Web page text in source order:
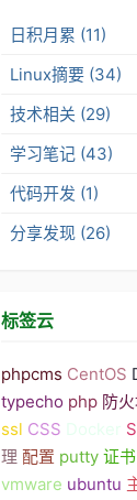
日积月累 (11)
Linux摘要 (34)
技术相关 (29)
学习笔记 (43)
代码开发 (1)
分享发现 (26)
标签云
phpcms CentOS
typecho php 防
ssl CSS Docker
理 配置 putty 证书
vmware ubuntu